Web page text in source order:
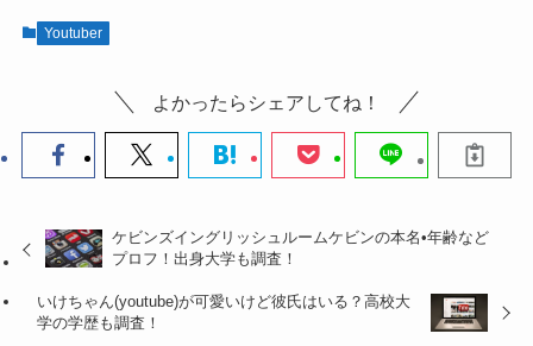
Youtuber
よかったらシェアしてね！
ケビンズイングリッシュルームケビンの本名•年齢など
プロフ！出身大学も調査！
いけちゃん(youtube)が可愛いけど彼氏はいる？高校大
学の学歴も調査！